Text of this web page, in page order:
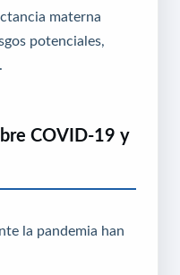
materna
potenciales,
COVID-19 y
la pandemia han